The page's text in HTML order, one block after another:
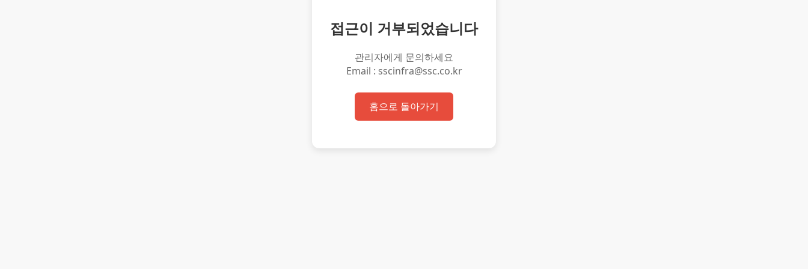
접근이 거부되었습니다
관리자에게 문의하세요
Email : sscinfra@ssc.co.kr
홈으로 돌아가기